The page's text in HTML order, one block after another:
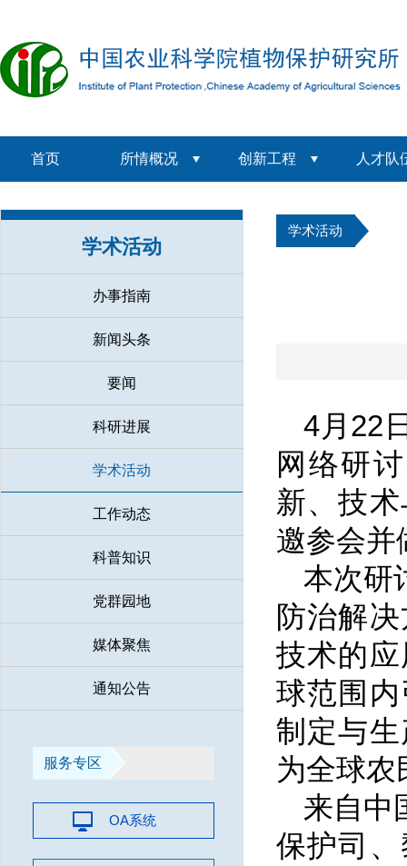
首页 所情概况 创新工程 人才队
学术活动
办事指南
新闻头条
要闻
科研进展
学术活动
工作动态
科普知识
党群园地
媒体聚焦
通知公告
服务专区
OA系统
学术活动
4月22
网络研
新、技
邀参会并
本次研
防治解
技术的
球范围
制定与
为全球农
来自中
保护司